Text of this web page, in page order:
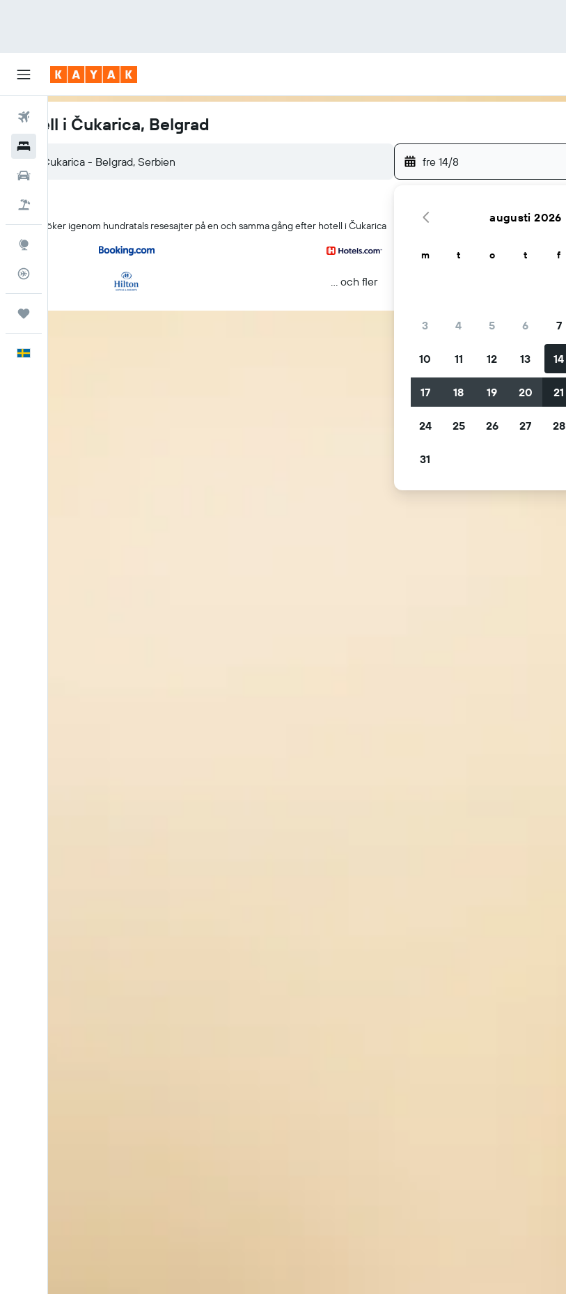
Flyg
Trips
Hotell i Čukarica, Belgrad
fre 14/8
KAYAK söker igenom hundratals resesajter på en och samma gång efter hotell i Čukarica
... och fler
augusti 2026
m t o t f
3 4 5 6 7
10 11 12 13 14
17 18 19 20 21
24 25 26 27 28
31